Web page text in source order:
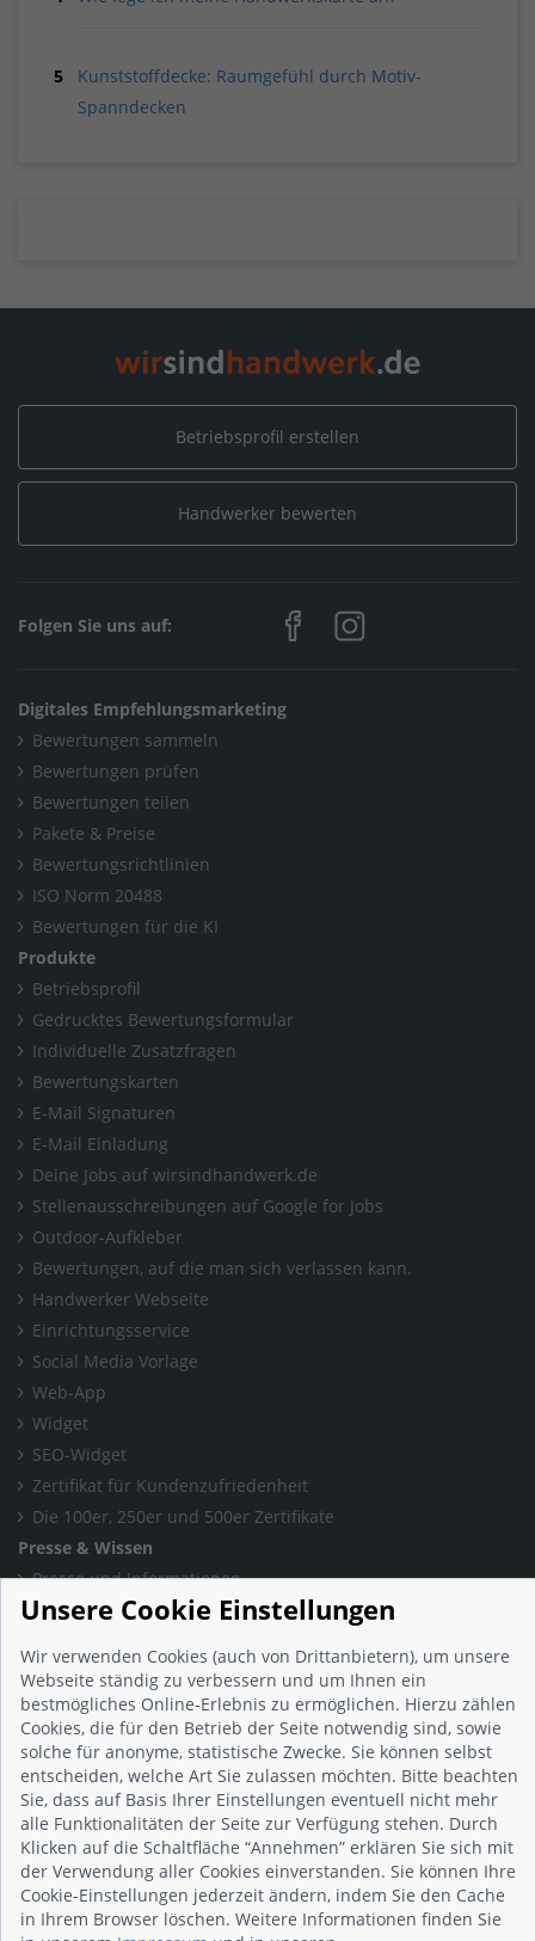
Kunststoffdecke: Raumgefühl durch Motiv-
Spanndecken
Betriebsprofil erstellen
Handwerker bewerten
Folgen Sie uns auf:
Digitales Empfehlungsmarketing
Bewertungen sammeln
Bewertungen prüfen
Bewertungen teilen
Pakete & Preise
Bewertungsrichtlinien
ISO Norm 20488
Bewertungen für die KI
Produkte
Betriebsprofil
Gedrucktes Bewertungsformular
Individuelle Zusatzfragen
Bewertungskarten
E-Mail Signaturen
E-Mail Einladung
Deine Jobs auf wirsindhandwerk.de
Stellenausschreibungen auf Google for Jobs
Outdoor-Aufkleber
Bewertungen, auf die man sich verlassen kann.
Handwerker Webseite
Einrichtungsservice
Social Media Vorlage
Web-App
Widget
SEO-Widget
Zertifikat für Kundenzufriedenheit
Die 100er, 250er und 500er Zertifikate
Presse & Wissen
Presse und Informationen
Blog
Studie: Digitalisierungsbarometer
Initiative gegen Fake-Bewertungen
Kunden Informationen
Beratungsgespräch vereinbaren
Impressum
Datenschutz
AGB
Nutzungsbedingungen
Kontakt
Unsere Cookie Einstellungen
Wir verwenden Cookies (auch von Drittanbietern), um unsere
Webseite ständig zu verbessern und um Ihnen ein
bestmögliches Online-Erlebnis zu ermöglichen. Hierzu zählen
Cookies, die für den Betrieb der Seite notwendig sind, sowie
solche für anonyme, statistische Zwecke. Sie können selbst
entscheiden, welche Art Sie zulassen möchten. Bitte beachten
Sie, dass auf Basis Ihrer Einstellungen eventuell nicht mehr
alle Funktionalitäten der Seite zur Verfügung stehen. Durch
Klicken auf die Schaltfläche “Annehmen” erklären Sie sich mit
der Verwendung aller Cookies einverstanden. Sie können Ihre
Cookie-Einstellungen jederzeit ändern, indem Sie den Cache
in Ihrem Browser löschen. Weitere Informationen finden Sie